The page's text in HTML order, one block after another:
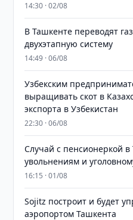
14:30 · 02/08
В Ташкенте переводят
двухэтапную систему
14:49 · 06/08
Узбекским
выращивать скот в
экспорта в Узбекистан
22:30 · 06/08
Случай с пенсионеркой
увольнениям и
16:15 · 01/08
Sojitz построит и будет
аэропортом Ташкента